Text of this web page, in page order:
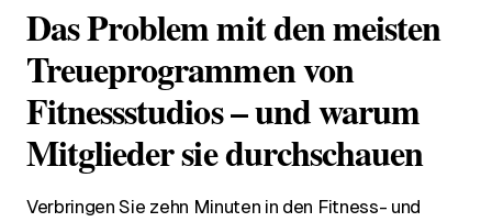
Das Problem mit den meisten
Treueprogrammen von
Fitnessstudios – und warum
Mitglieder sie durchschauen
Verbringen Sie zehn Minuten in den Fitness- und